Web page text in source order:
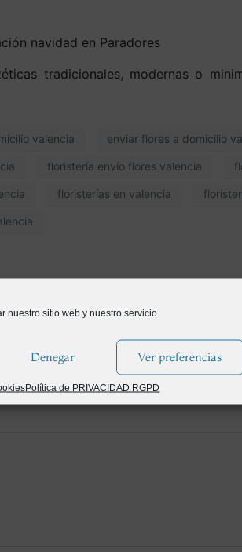
nuestro sitio web y nuestro servicio.
Denegar Ver preferencias
Política de PRIVACIDAD RGPD
tradicionales, modernas o
valencia enviar flores a domicilio
floristería envío flores valencia
floristerías en valencia